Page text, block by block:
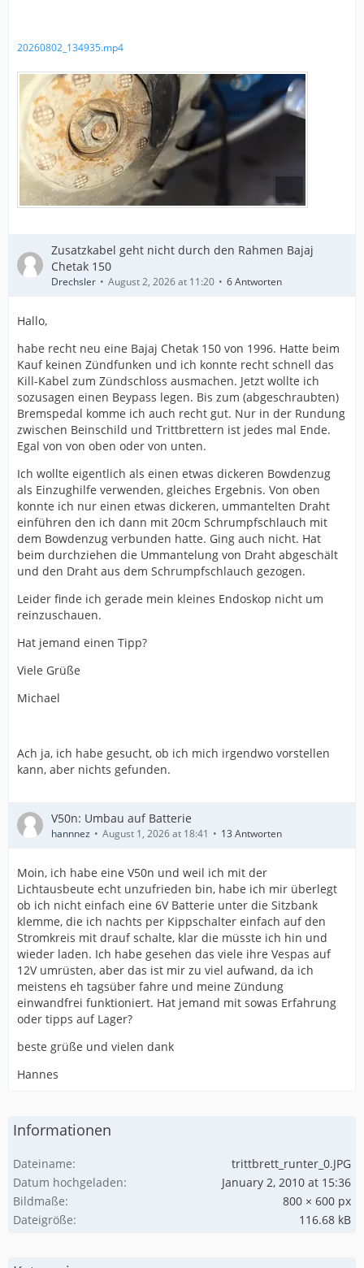
20260802_134935.mp4
Zusatzkabel geht nicht durch den Rahmen Bajaj
Chetak 150
Drechsler August 2, 2026 at 11:20 6 Antworten
Hallo,
habe recht neu eine Bajaj Chetak 150 von 1996. Hatte beim
Kauf keinen Zündfunken und ich konnte recht schnell das
Kill-Kabel zum Zündschloss ausmachen. Jetzt wollte ich
sozusagen einen Beypass legen. Bis zum (abgeschraubten)
Bremspedal komme ich auch recht gut. Nur in der Rundung
zwischen Beinschild und Trittbrettern ist jedes mal Ende.
Egal von von oben oder von unten.
Ich wollte eigentlich als einen etwas dickeren Bowdenzug
als Einzughilfe verwenden, gleiches Ergebnis. Von oben
konnte ich nur einen etwas dickeren, ummantelten Draht
einführen den ich dann mit 20cm Schrumpfschlauch mit
dem Bowdenzug verbunden hatte. Ging auch nicht. Hat
beim durchziehen die Ummantelung von Draht abgeschält
und den Draht aus dem Schrumpfschlauch gezogen.
Leider finde ich gerade mein kleines Endoskop nicht um
reinzuschauen.
Hat jemand einen Tipp?
Viele Grüße
Michael
Ach ja, ich habe gesucht, ob ich mich irgendwo vorstellen
kann, aber nichts gefunden.
V50n: Umbau auf Batterie
hannnez August 1, 2026 at 18:41 13 Antworten
Moin, ich habe eine V50n und weil ich mit der
Lichtausbeute echt unzufrieden bin, habe ich mir überlegt
ob ich nicht einfach eine 6V Batterie unter die Sitzbank
klemme, die ich nachts per Kippschalter einfach auf den
Stromkreis mit drauf schalte, klar die müsste ich hin und
wieder laden. Ich habe gesehen das viele ihre Vespas auf
12V umrüsten, aber das ist mir zu viel aufwand, da ich
meistens eh tagsüber fahre und meine Zündung
einwandfrei funktioniert. Hat jemand mit sowas Erfahrung
oder tipps auf Lager?
beste grüße und vielen dank
Hannes
Informationen
Dateiname
trittbrett_runter_0.JPG
Datum hochgeladen
January 2, 2010 at 15:36
Bildmaße
800 × 600 px
Dateigröße
116.68 kB